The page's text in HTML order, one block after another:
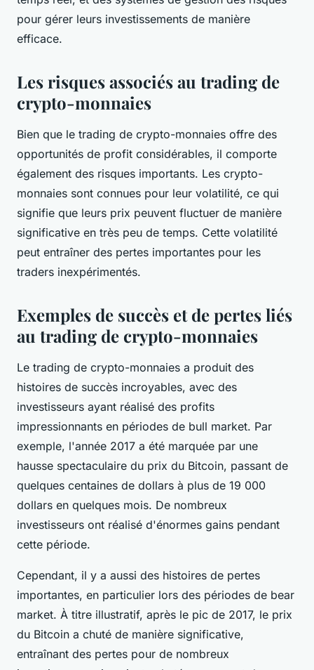
pour gérer leurs investissements de manière
efficace.
Les risques associés au trading de
crypto-monnaies
Bien que le trading de crypto-monnaies offre des
opportunités de profit considérables, il comporte
également des risques importants. Les crypto-
monnaies sont connues pour leur volatilité, ce qui
signifie que leurs prix peuvent fluctuer de manière
significative en très peu de temps. Cette volatilité
peut entraîner des pertes importantes pour les
traders inexpérimentés.
Exemples de succès et de pertes liés
au trading de crypto-monnaies
Le trading de crypto-monnaies a produit des
histoires de succès incroyables, avec des
investisseurs ayant réalisé des profits
impressionnants en périodes de bull market. Par
exemple, l'année 2017 a été marquée par une
hausse spectaculaire du prix du Bitcoin, passant de
quelques centaines de dollars à plus de 19 000
dollars en quelques mois. De nombreux
investisseurs ont réalisé d'énormes gains pendant
cette période.
Cependant, il y a aussi des histoires de pertes
importantes, en particulier lors des périodes de bear
market. À titre illustratif, après le pic de 2017, le prix
du Bitcoin a chuté de manière significative,
entraînant des pertes pour de nombreux